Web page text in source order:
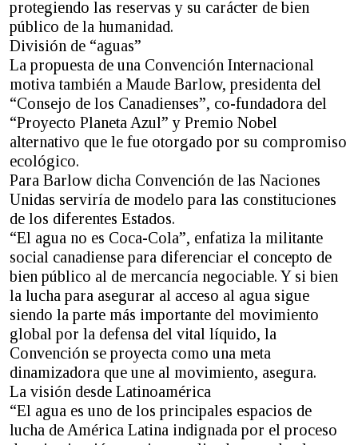
protegiendo las reservas y su carácter de bien
público de la humanidad.
División de “aguas”
La propuesta de una Convención Internacional
motiva también a Maude Barlow, presidenta del
“Consejo de los Canadienses”, co-fundadora del
“Proyecto Planeta Azul” y Premio Nobel
alternativo que le fue otorgado por su compromiso
ecológico.
Para Barlow dicha Convención de las Naciones
Unidas serviría de modelo para las constituciones
de los diferentes Estados.
“El agua no es Coca-Cola”, enfatiza la militante
social canadiense para diferenciar el concepto de
bien público al de mercancía negociable. Y si bien
la lucha para asegurar al acceso al agua sigue
siendo la parte más importante del movimiento
global por la defensa del vital líquido, la
Convención se proyecta como una meta
dinamizadora que une al movimiento, asegura.
La visión desde Latinoamérica
“El agua es uno de los principales espacios de
lucha de América Latina indignada por el proceso